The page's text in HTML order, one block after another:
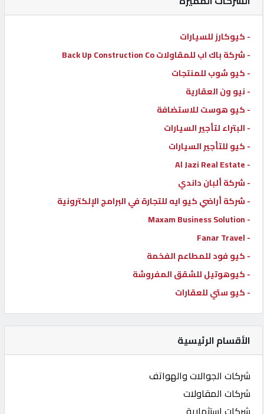
الدليل
POWERED
QHOST
- كيوكارز للسيارات
- شركة باك اب للمقاولات Back Up Construction Co
- كيو شوب للمنتجات
- نيو ون العقارية
- كيو هوست للاستضافة
- البتراء لتأجير السيارات
- كيو للتأجير السيارات
- Al Jazi Real Estate
- شركة ألبان داندي
- شركة أراضي كيو ايه للتجارة في البرامج الإلكترونية
- Maxam Business Solution
- Fanar Travel
- كيو فود للمطاعم الفخمة
- كيوهوتيل للشقق المفروشة
- كيو ستي للعقارات
الأقسام الرئيسية
شركات الجوالات والهواتف
شركات المقاولات